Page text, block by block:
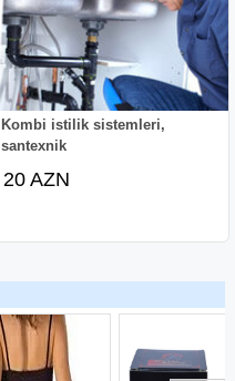
Kombi istilik sistemleri,
santexnik
20 AZN